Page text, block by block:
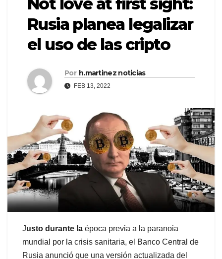
Not love at first sight:
Rusia planea legalizar
el uso de las cripto
Por h.martinez noticias
FEB 13, 2022
Justo durante la época previa a la paranoia
mundial por la crisis sanitaria, el Banco Central de
Rusia anunció que una versión actualizada del